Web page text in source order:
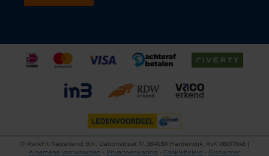
©
KwikFit Nederland B.V., Daltonstraat 17, 3846BX Harderwijk, KvK 08017845 |
Algemene voorwaarden • Privacyverklaring • Cookiebeleid • Disclaimer